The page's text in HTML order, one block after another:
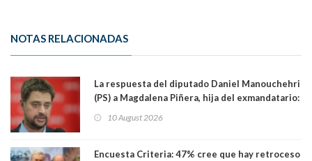
NOTAS RELACIONADAS
La respuesta del diputado Daniel Manouchehri
(PS) a Magdalena Piñera, hija del exmandatario:
creían intocables"
10 August 2026
Encuesta Criteria: 47% cree que hay retroceso